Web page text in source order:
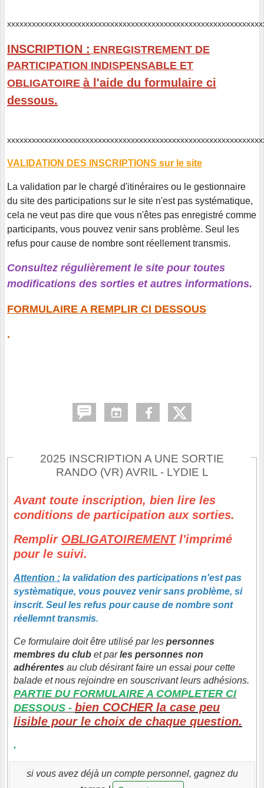
INSCRIPTION : ENREGISTREMENT DE
PARTICIPATION INDISPENSABLE ET
OBLIGATOIRE à l'aide du formulaire ci
dessous.
VALIDATION DES INSCRIPTIONS sur le site
La validation par le chargé d'itinéraires ou le gestionnaire
du site des participations sur le site n'est pas systématique,
cela ne veut pas dire que vous n'êtes pas enregistré comme
participants, vous pouvez venir sans problème. Seul les
refus pour cause de nombre sont réellement transmis.
Consultez régulièrement le site pour toutes
modifications des sorties et autres informations.
FORMULAIRE A REMPLIR CI DESSOUS
.
2025 INSCRIPTION A UNE SORTIE
RANDO (VR) AVRIL - LYDIE L
Avant toute inscription, bien lire les
conditions de participation aux sorties.
Remplir OBLIGATOIREMENTl'imprimé
pour le suivi.
Attention : la validation des participations n'est pas
systèmatique, vous pouvez venir sans problème, si
inscrit. Seul les refus pour cause de nombre sont
réellemnt transmis.
Ce formulaire doit être utilisé par les personnes
membres du club et parles personnes non
adhérentes au club désirant faire un essai pour cette
balade et nous rejoindre en souscrivant leurs adhésions.
PARTIE DU FORMULAIRE A COMPLETER CI
DESSOUS - bien COCHER la case peu
lisible pour le choix de chaque question.
.
si vous avez déjà un compte personnel, gagnez du